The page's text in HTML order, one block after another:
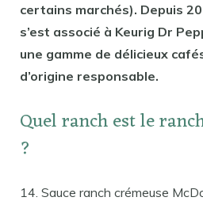
certains marchés). Depuis
s’est associé à Keurig Dr
une gamme de délicieux
d’origine responsable.
Quel ranch est le
?
14. Sauce ranch crémeuse